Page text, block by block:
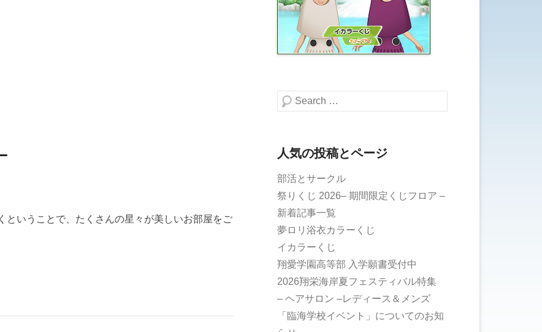
ということで、たくさんの星々が美しいお部屋をご
検索する
人気の投稿とページ
部活とサークル
祭りくじ 2026– 期間限定くじフロア –
新着記事一覧
夢ロリ浴衣カラーくじ
イカラーくじ
翔愛学園高等部 入学願書受付中
2026翔栄海岸夏フェスティバル特集
– ヘアサロン –レディース＆メンズ
「臨海学校イベント」についてのお知